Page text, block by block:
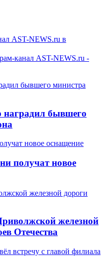
AST-NEWS.ru в
канал AST-NEWS.ru -
наградил бывшего
получат новое
железной
Отечества